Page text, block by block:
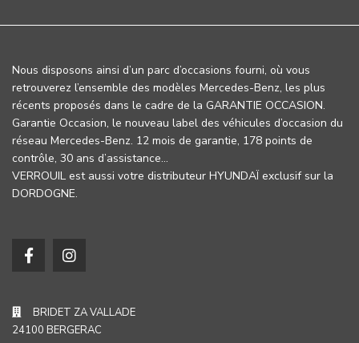
Nous disposons ainsi d’un parc d’occasions fourni, où vous
retrouverez l’ensemble des modèles Mercedes-Benz, les plus
récents proposés dans le cadre de la GARANTIE OCCASION.
Garantie Occasion, le nouveau label des véhicules d’occasion du
réseau Mercedes-Benz. 12 mois de garantie, 178 points de
contrôle, 30 ans d’assistance…
VERROUIL est aussi votre distributeur HYUNDAÏ exclusif sur la
DORDOGNE.
BRIDET ZA VALLADE
24100 BERGERAC